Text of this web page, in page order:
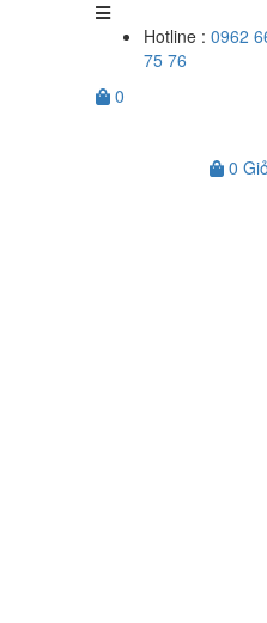
Hotline : 0962
75 76
0
0